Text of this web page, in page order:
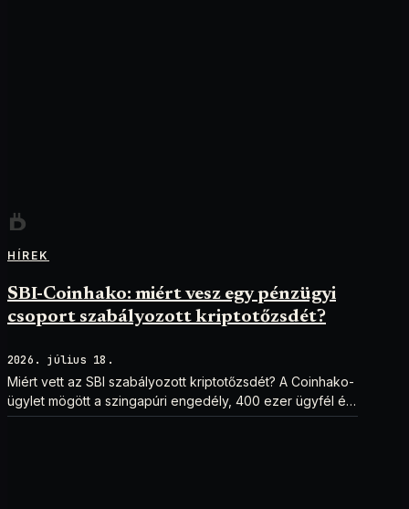
HÍREK
SBI-Coinhako: miért vesz egy pénzügyi
csoport szabályozott kriptotőzsdét?
2026. július 18.
Miért vett az SBI szabályozott kriptotőzsdét? A Coinhako-
ügylet mögött a szingapúri engedély, 400 ezer ügyfél és
egy stablecoin-terv áll.